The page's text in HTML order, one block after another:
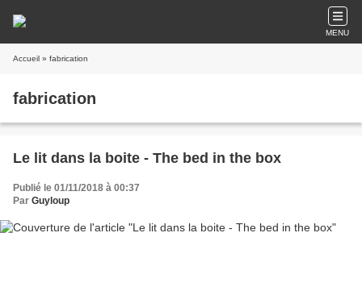
MENU
Accueil » fabrication
fabrication
Le lit dans la boite - The bed in the box
Publié le 01/11/2018 à 00:37
Par Guyloup